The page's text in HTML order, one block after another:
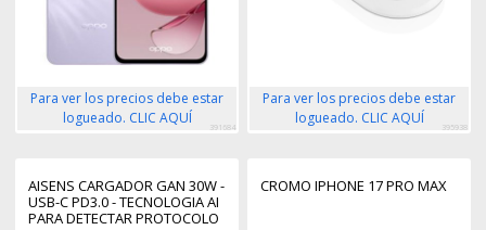
Para ver los precios debe estar
logueado. CLIC AQUÍ
391684
Para ver los precios debe estar
logueado. CLIC AQUÍ
395938
AISENS CARGADOR GAN 30W -
USB-C PD3.0 - TECNOLOGIA AI
PARA DETECTAR PROTOCOLO
CROMO IPHONE 17 PRO MAX